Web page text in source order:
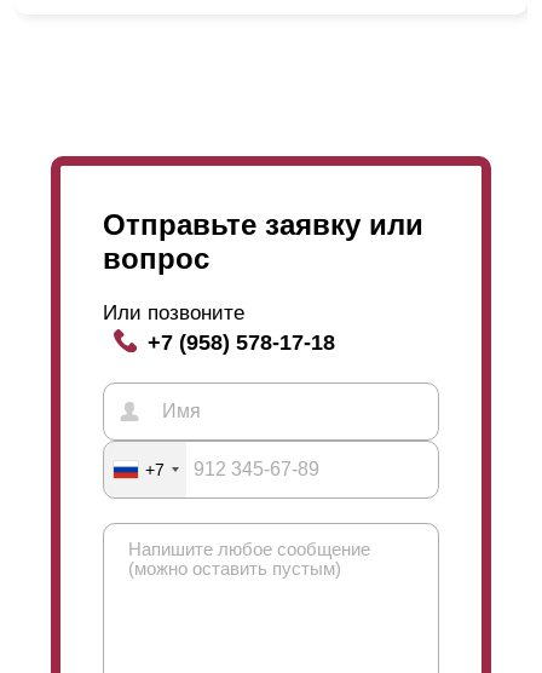
Также мы предоставляем возможность для Вас
выбрать глубину 50; 60; 80 мм и высоту
1,5 мм. С увеличением глубины секции,
увеличивается и высоталамели. А чем больше
приобретает массивности. Глубина секции и
ламелиникаким образом не действует на
срок эксплуатации забора. Менеджеры помогут вам с
выбором и продемонстрируют образцы.
То есть, выбирая забор Вы можете быть уверенны в
его качестве, главное рассчитывайте на свои
пожелания и желаемую суму стоимости готового
Отправьте заявку или
вопрос
Или позвоните
+7 (958) 578-17-18
+7